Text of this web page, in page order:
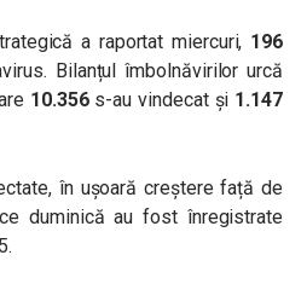
a raportat miercuri, 196
. Bilanțul îmbolnăvirilor urcă
10.356s-au vindecat și 1.147
în ușoară creștere față de
duminică au fost înregistrate